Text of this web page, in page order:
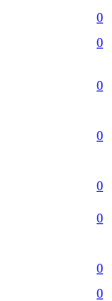
0
0
0
0
0
0
0
0